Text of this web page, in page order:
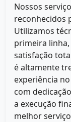
Nossos
reconhecidos
Utilizamos
primeira
satisfação
é altamente
experiência
com
a execução
melhor